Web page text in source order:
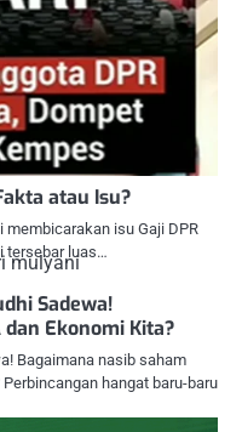
atau Isu?
isu Gaji DPR
tersebar luas…
Sadewa!
dan Ekonomi Kita?
Bagaimana nasib saham
hangat baru-baru